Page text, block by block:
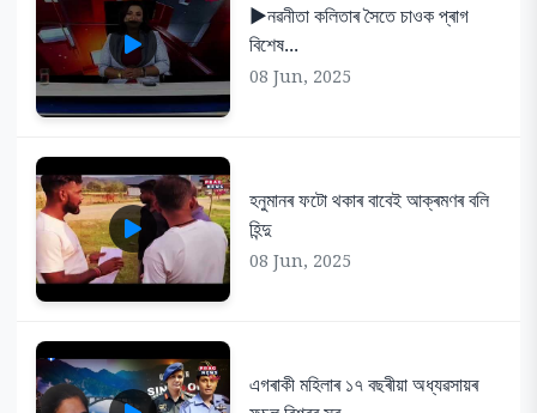
▶️নৱনীতা কলিতাৰ সৈতে চাওক প্ৰাগ
বিশেষ...
08 Jun, 2025
হনুমানৰ ফটো থকাৰ বাবেই আক্ৰমণৰ বলি
হিন্দু
08 Jun, 2025
এগৰাকী মহিলাৰ ১৭ বছৰীয়া অধ্যৱসায়ৰ